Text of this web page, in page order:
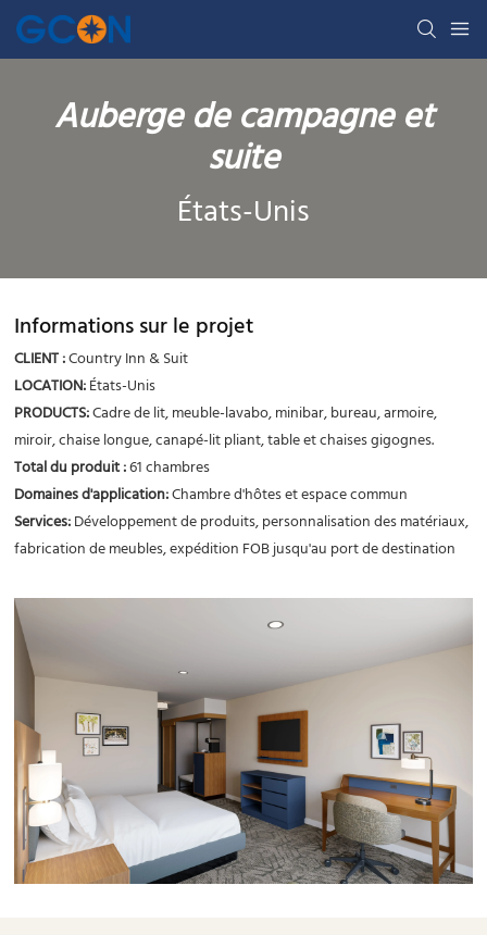
Auberge de campagne et
suite
États-Unis
Informations sur le projet
CLIENT :Country Inn & Suit
LOCATION:États-Unis
PRODUCTS:Cadre de lit, meuble-lavabo, minibar, bureau, armoire,
miroir, chaise longue, canapé-lit pliant, table et chaises gigognes.
Total du produit:61 chambres
Domaines d'application:Chambre d'hôtes et espace commun
Services:Développement de produits, personnalisation des matériaux,
fabrication de meubles, expédition FOB jusqu'au port de destination